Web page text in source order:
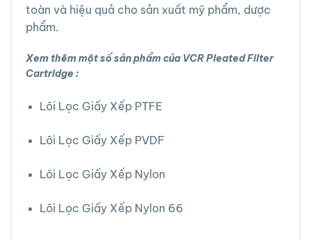
toàn và hiệu quả cho sản xuất mỹ phẩm, dược
phẩm.
Xem thêm một số sản phẩm của VCR Pleated Filter
Cartridge :
Lõi Lọc Giấy Xếp PTFE
Lõi Lọc Giấy Xếp PVDF
Lõi Lọc Giấy Xếp Nylon
Lõi Lọc Giấy Xếp Nylon 66